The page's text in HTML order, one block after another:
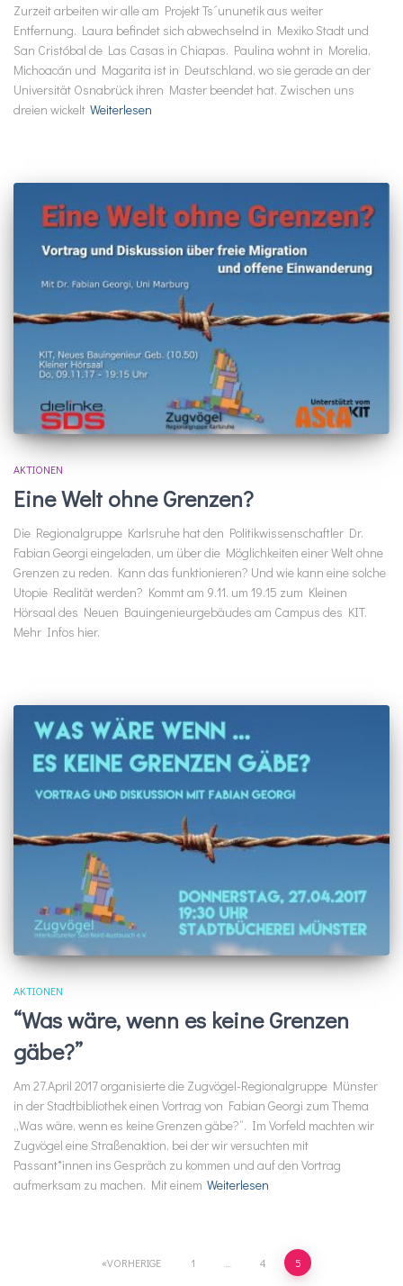
Zurzeit arbeiten wir alle am Projekt Ts´ununetik aus weiter
Entfernung. Laura befindet sich abwechselnd in Mexiko Stadt und
San Cristóbal de Las Casas in Chiapas. Paulina wohnt in Morelia,
Michoacán und Magarita ist in Deutschland, wo sie gerade an der
Universität Osnabrück ihren Master beendet hat. Zwischen uns
dreien wickelt Weiterlesen
AKTIONEN
Eine Welt ohne Grenzen?
Die Regionalgruppe Karlsruhe hat den Politikwissenschaftler Dr.
Fabian Georgi eingeladen, um über die Möglichkeiten einer Welt ohne
Grenzen zu reden. Kann das funktionieren? Und wie kann eine solche
Utopie Realität werden? Kommt am 9.11. um 19.15 zum Kleinen
Hörsaal des Neuen Bauingenieurgebäudes am Campus des KIT.
Mehr Infos hier.
AKTIONEN
“Was wäre, wenn es keine Grenzen
gäbe?”
Am 27.April 2017 organisierte die Zugvögel-Regionalgruppe Münster
in der Stadtbibliothek einen Vortrag von Fabian Georgi zum Thema
„Was wäre, wenn es keine Grenzen gäbe?“. Im Vorfeld machten wir
Zugvögel eine Straßenaktion, bei der wir versuchten mit
Passant*innen ins Gespräch zu kommen und auf den Vortrag
aufmerksam zu machen. Mit einem Weiterlesen
Seitennummerierung
VORHERIGE 1 … 4 5